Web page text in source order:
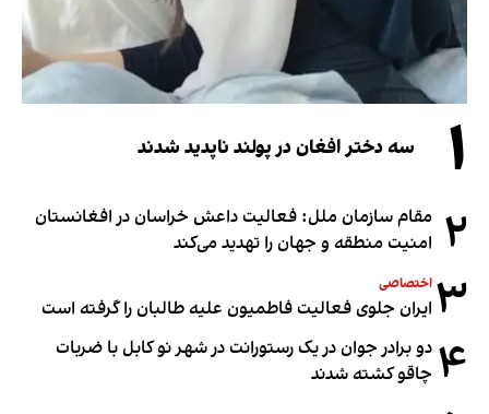
۱ سه دختر افغان در پولند ناپدید شدند
۲ مقام سازمان ملل: فعالیت داعش خراسان در افغانستان
امنیت منطقه و جهان را تهدید می‌کند
۳ اختصاصی
ایران جلوی فعالیت فاطمیون علیه طالبان را گرفته است
۴ دو برادر جوان در یک رستورانت در شهر نو کابل با ضربات
چاقو کشته شدند